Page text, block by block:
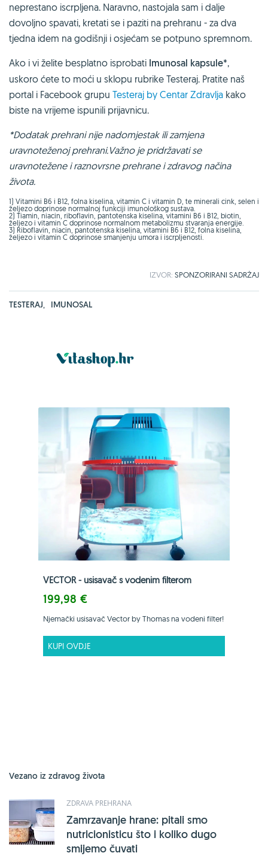
neprestano iscrpljena. Naravno, nastojala sam i dalje
dovoljno spavati, kretati se i paziti na prehranu - za dva
tjedna idem na godišnji i osjećam se potpuno spremnom.
Ako i vi želite besplatno isprobati Imunosal kapsule*,
uskoro ćete to moći u sklopu rubrike Testeraj. Pratite naš
portal i Facebook grupu Testeraj by Centar Zdravlja kako
biste na vrijeme ispunili prijavnicu.
*Dodatak prehrani nije nadomjestak ili zamjena
uravnoteženoj prehrani.Važno je pridržavati se
uravnotežene i raznovrsne prehrane i zdravog načina
života.
1) Vitamini B6 i B12, folna kiselina, vitamin C i vitamin D, te minerali cink, selen i
željezo doprinose normalnoj funkciji imunološkog sustava.
2) Tiamin, niacin, riboflavin, pantotenska kiselina, vitamini B6 i B12, biotin,
željezo i vitamin C doprinose normalnom metabolizmu stvaranja energije.
3) Riboflavin, niacin, pantotenska kiselina, vitamini B6 i B12, folna kiselina,
željezo i vitamin C doprinose smanjenju umora i iscrpljenosti.
IZVOR: SPONZORIRANI SADRŽAJ
TESTERAJ IMUNOSAL
VECTOR - usisavač s vodenim filterom
199,98 €
Njemački usisavač Vector by Thomas na vodeni filter!
KUPI OVDJE
Vezano iz zdravog života
ZDRAVA PREHRANA
Zamrzavanje hrane: pitali smo
nutricionisticu što i koliko dugo
smijemo čuvati